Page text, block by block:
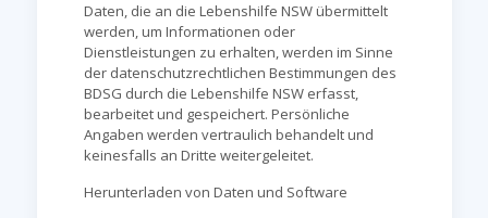
Daten, die an die Lebenshilfe NSW übermittelt
werden, um Informationen oder
Dienstleistungen zu erhalten, werden im Sinne
der datenschutzrechtlichen Bestimmungen des
BDSG durch die Lebenshilfe NSW erfasst,
bearbeitet und gespeichert. Persönliche
Angaben werden vertraulich behandelt und
keinesfalls an Dritte weitergeleitet.
Herunterladen von Daten und Software